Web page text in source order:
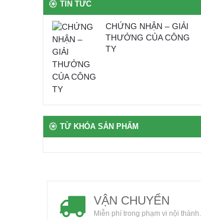
TIN TỨC
CHỨNG NHẬN – GIẢI
THƯỞNG CỦA CÔNG
TY
TỪ KHÓA SẢN PHẨM
VẬN CHUYỂN
Miễn phí trong phạm vi nội thành.